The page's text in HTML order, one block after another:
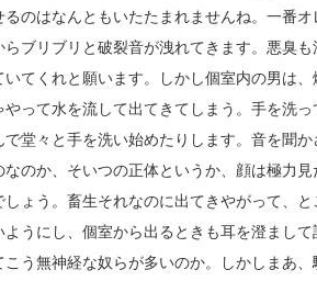
のはなんともいたたまれませんね。一番
ブリブリと破裂音が洩れてきます。悪臭
てくれと願います。しかし個室内の男は
って水を流して出てきてしまう。手を洗
堂々と手を洗い始めたりします。音を聞
のか、そいつの正体というか、顔は極力
ょう。畜生それなのに出てきやがって、
うにし、個室から出るときも耳を澄まし
う無神経な奴らが多いのか。しかしまあ